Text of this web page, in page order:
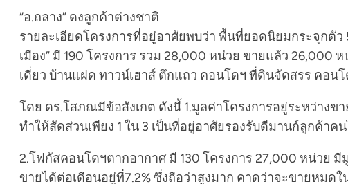
“อ.ถลาง” ดงลูกค้าต่างชาติ
รายละเอียดโครงการที่อยู่อาศัยพบว่า พื้นที่ยอดนิยมกระจุกตัว
เมือง” มี 190 โครงการ รวม 28,000 หน่วย ขายแล้ว 26,000
เดี่ยว บ้านแฝด ทาวน์เฮาส์ ตึกแถว คอนโดฯ ที่ดินจัดสรร คอน
โดย ดร.โสภณมีข้อสังเกต ดังนี้ 1.มูลค่าโครงการอยู่ระหว่าง
ทำให้สัดส่วนเพียง 1 ใน 3 เป็นที่อยู่อาศัยรองรับดีมานก์ลูกค้าค
2.โฟกัสคอนโดฯตากอากาศ มี 130 โครงการ 27,000 หน่วย
ขายได้ต่อเดือนอยู่ที่7.2% ซึ่งถือว่าสูงมาก คาดว่าจะขายหมด